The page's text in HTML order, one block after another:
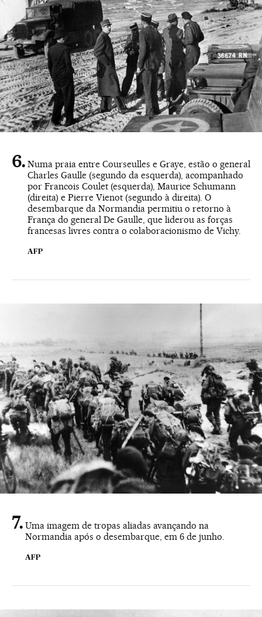
Numa praia entre Courseulles e Graye, estão o general
Charles Gaulle (segundo da esquerda), acompanhado
por Francois Coulet (esquerda), Maurice Schumann
(direita) e Pierre Vienot (segundo à direita). O
desembarque da Normandia permitiu o retorno à
França do general De Gaulle, que liderou as forças
francesas livres contra o colaboracionismo de Vichy.
AFP
Uma imagem de tropas aliadas avançando na
Normandia após o desembarque, em 6 de junho.
AFP